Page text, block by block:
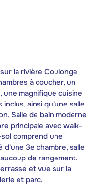
la rivière Coulonge
à coucher, un
magnifique cuisine
ainsi qu'une salle
Salle de bain moderne
principale avec walk-
comprend une
d'une 3e chambre, salle
de rangement.
et vue sur la
et parc.